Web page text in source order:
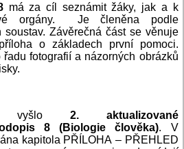
má za cíl seznámit žáky, jak a k
orgány. Je členěna podle
soustav. Závěrečná část se věnuje
o základech první pomoci.
fotografií a názorných obrázků
vyšlo 2. aktualizované
8 (Biologie člověka). V
kapitola PŘÍLOHA – PŘEHLED